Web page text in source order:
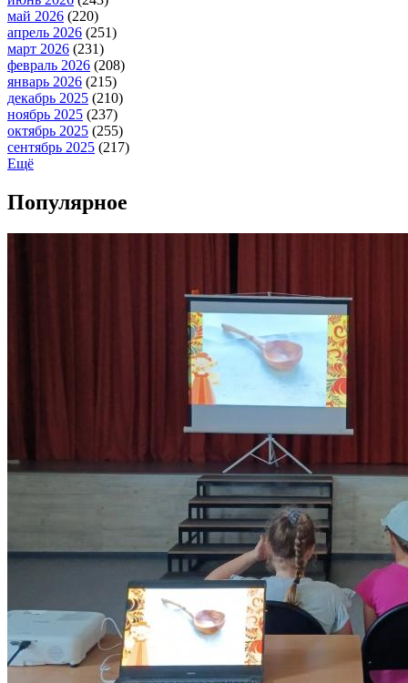
май 2026 (220)
апрель 2026 (251)
март 2026 (231)
февраль 2026 (208)
январь 2026 (215)
декабрь 2025 (210)
ноябрь 2025 (237)
октябрь 2025 (255)
сентябрь 2025 (217)
Ещё
Популярное